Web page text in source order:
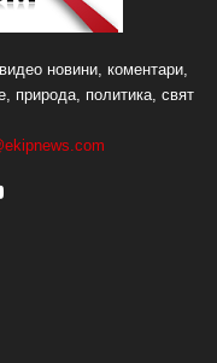
новини, коментари,
природа, политика, свят